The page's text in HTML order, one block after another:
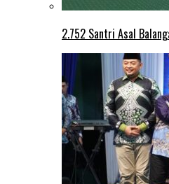
2.752 Santri Asal